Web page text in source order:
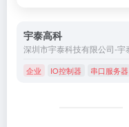
宇泰高科
企业 IO控制器 串口服务器